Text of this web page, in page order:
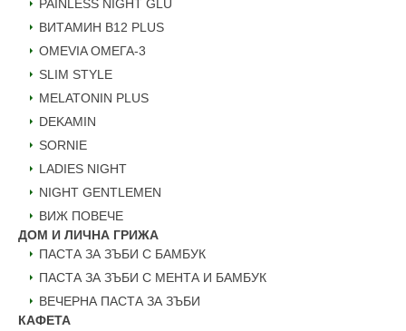
PAINLESS NIGHT GLU
ВИТАМИН B12 PLUS
ОMEVIA ОМЕГА-3
SLIM STYLE
MELATONIN PLUS
DEKAMIN
SORNIE
LADIES NIGHT
NIGHT GENTLEMEN
ВИЖ ПОВЕЧЕ
ДОМ И ЛИЧНА ГРИЖА
ПАСТА ЗА ЗЪБИ С БАМБУК
ПАСТА ЗА ЗЪБИ С МЕНТА И БАМБУК
ВЕЧЕРНА ПАСТА ЗА ЗЪБИ
КАФЕТА